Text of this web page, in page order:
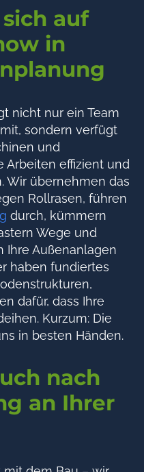
auf
in
nicht nur ein Team
sondern verfügt
und
Arbeiten effizient und
Wir übernehmen das
Rollrasen, führen
durch, kümmern
Wege und
Außenanlagen
haben fundiertes
dafür, dass Ihre
Kurzum: Die
in besten Händen.
nach
an Ihrer